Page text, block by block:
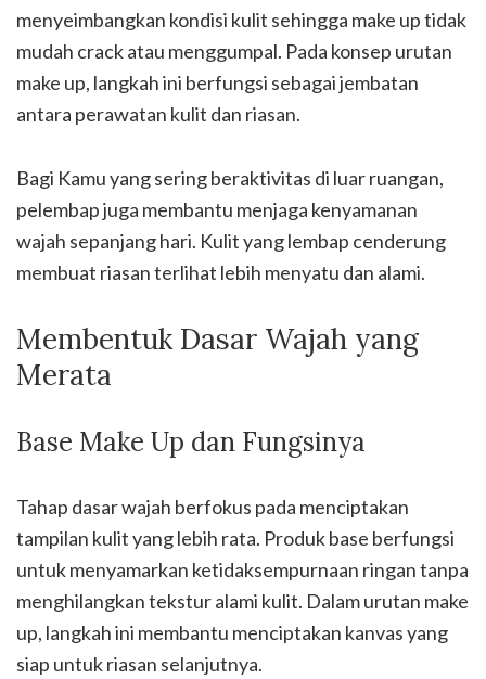
menyeimbangkan kondisi kulit sehingga make up tidak
mudah crack atau menggumpal. Pada konsep urutan
make up, langkah ini berfungsi sebagai jembatan
antara perawatan kulit dan riasan.
Bagi Kamu yang sering beraktivitas di luar ruangan,
pelembap juga membantu menjaga kenyamanan
wajah sepanjang hari. Kulit yang lembap cenderung
membuat riasan terlihat lebih menyatu dan alami.
Membentuk Dasar Wajah yang
Merata
Base Make Up dan Fungsinya
Tahap dasar wajah berfokus pada menciptakan
tampilan kulit yang lebih rata. Produk base berfungsi
untuk menyamarkan ketidaksempurnaan ringan tanpa
menghilangkan tekstur alami kulit. Dalam urutan make
up, langkah ini membantu menciptakan kanvas yang
siap untuk riasan selanjutnya.